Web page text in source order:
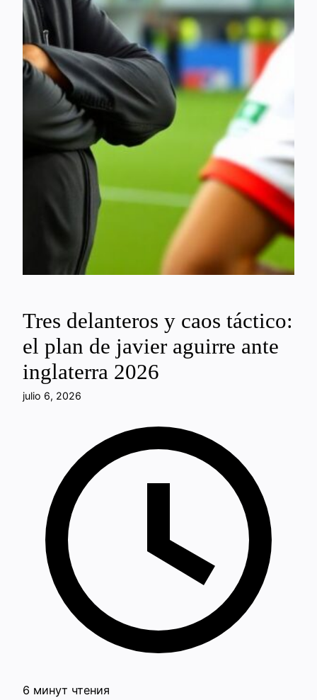
Tres delanteros y caos táctico:
el plan de javier aguirre ante
inglaterra 2026
julio 6, 2026
6 минут чтения